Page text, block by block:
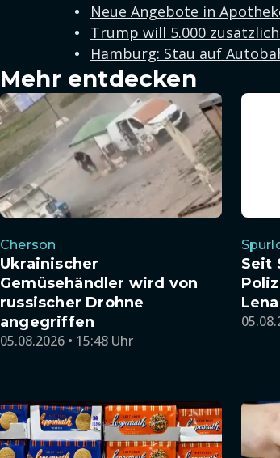
Neue Angebote in
Trump will 5.000
Hamburg: Stau auf
Mehr entdecken
Cherson
Ukrainischer
Gemüsehändler wird von
russischer Drohne
angegriffen
05.08.2026 • 15:48 Uhr
Seit